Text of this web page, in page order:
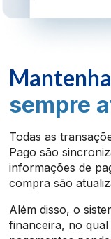
sempre
Todas as
Pago são
informações de
compra são
Além disso, o
financeira, no